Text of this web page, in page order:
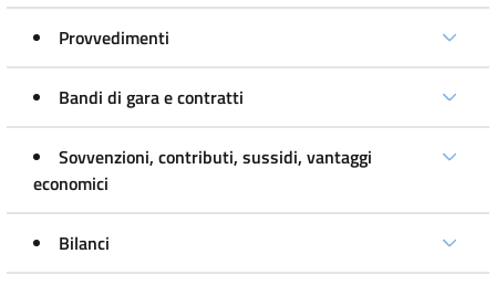
Provvedimenti
Bandi di gara e contratti
Sovvenzioni, contributi, sussidi, vantaggi
economici
Bilanci